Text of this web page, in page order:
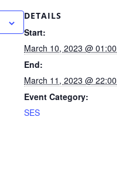
DETAILS
Start:
March 10, 2023 @ 01:00
End:
March 11, 2023 @ 22:00
Event Category:
SES